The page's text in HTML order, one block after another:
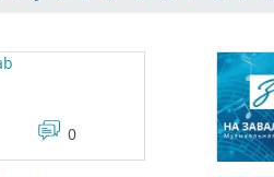
0